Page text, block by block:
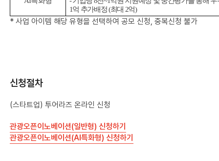
1억 추가배정(최대 2억)
* 사업 아이템 해당 유형을 선택하여 공모 신청, 중복신청 불가
신청절차
(스타트업) 투어라즈 온라인 신청
관광오픈이노베이션(일반형) 신청하기
관광오픈이노베이션(AI특화형) 신청하기